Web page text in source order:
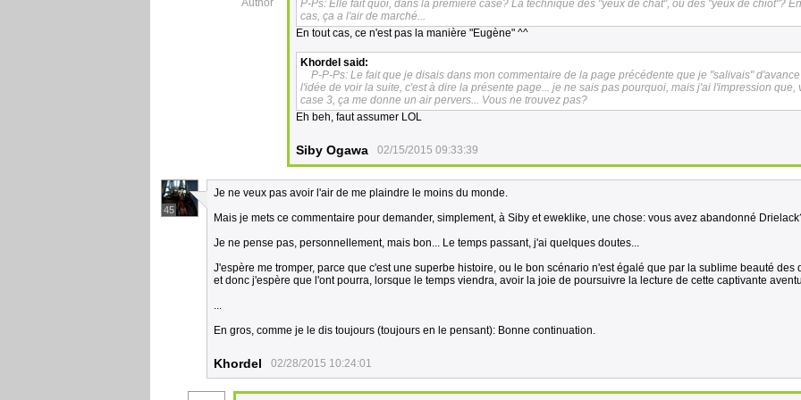
Author
P-Ps: Elle fait quoi, dans la première case? La technique des "yeux de chat", ou des "yeux de chiot"?
cas, ça a l'air de marché...
En tout cas, ce n'est pas la manière "Eugène" ^^
Khordel said:
P-P-Ps: Le fait que je disais dans mon commentaire de la page précédente que je "salivais" d'avance
l'idée de voir la suite, c'est à dire la présente page... je ne sais pas pourquoi, mais j'ai l'impression que,
case 3, ça me donne un air pervers... Vous ne trouvez pas?
Eh beh, faut assumer LOL
Siby Ogawa 02/15/2015 09:33:39
45
Je ne veux pas avoir l'air de me plaindre le moins du monde.
Mais je mets ce commentaire pour demander, simplement, à Siby et eweklike, une chose: vous avez abandonné
Je ne pense pas, personnellement, mais bon... Le temps passant, j'ai quelques doutes...
J'espère me tromper, parce que c'est une superbe histoire, ou le bon scénario n'est égalé que par la sublime beauté des
et donc j'espère que l'ont pourra, lorsque le temps viendra, avoir la joie de poursuivre la lecture de cette captivante
...
En gros, comme je le dis toujours (toujours en le pensant): Bonne continuation.
Khordel 02/28/2015 10:24:01